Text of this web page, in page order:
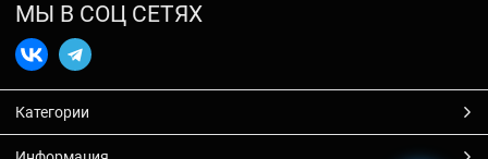
МЫ В СОЦ СЕТЯХ
Категории